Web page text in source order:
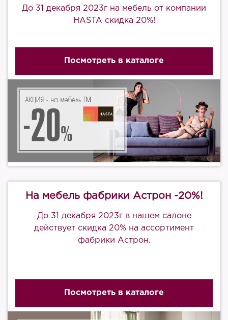
До 31 декабря 2023г на мебель от компании
HASTA скидка 20%!
Посмотреть в каталоге
На мебель фабрики Астрон -20%!
До 31 декабря 2023г в нашем салоне
действует скидка 20% на ассортимент
фабрики Астрон.
Посмотреть в каталоге